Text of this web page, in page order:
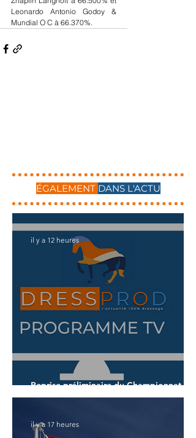
Leonardo Antonio Godoy &
Mundial O C à 66.370%.
ÉGALEMENT DANS L'ACTU
Reprise préliminaire du Championnat du
Monde des 7 ans
il y a 12 heures
il y a 17 heures